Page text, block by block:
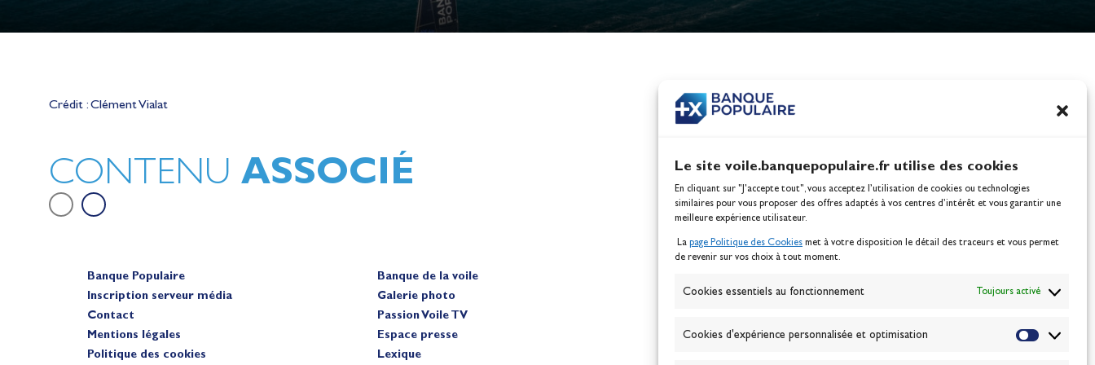
Le site voile.banquepopulaire.fr utilise des cookies
En cliquant sur "J'accepte tout", vous acceptez l’utilisation de cookies ou technologies
similaires pour vous proposer des offres adaptés à vos centres d’intérêt et vous garantir une
meilleure expérience utilisateur.
La page Politique des Cookies met à votre disposition le détail des traceurs et vous permet
de revenir sur vos choix à tout moment.
Cookies essentiels au fonctionnement Toujours activé
Cookies d'expérience personnalisée et optimisation
Crédit : Clément Vialat
CONTENU ASSOCIÉ
sur le plan d'eau des Jeux Olympiques
Berthomieu, vice-championnes
100% Glisse - Écoles
Banque Populaire
Inscription serveur média
Contact
Mentions légales
Politique des cookies
Banque de la voile
Galerie photo
Passion Voile TV
Espace presse
Lexique
ABONNEZ-VOUS